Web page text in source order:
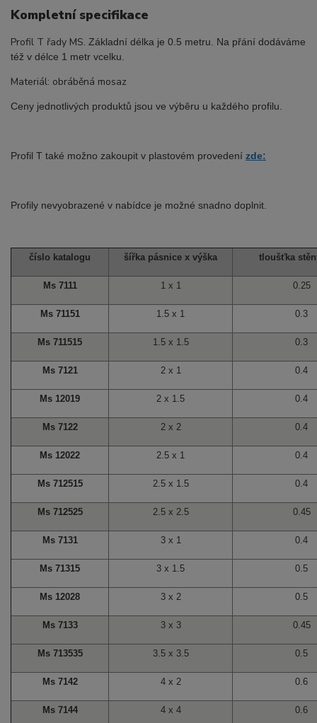
Kompletní specifikace
Profil T řady MS. Základní délka je 0.5 metru. Na přání dodáváme
též v délce 1 metr vcelku.
Materiál: obráběná mosaz
Ceny jednotlivých produktů jsou ve výběru u každého profilu.
Profil T také možno zakoupit v plastovém provedení zde:
Profily nevyobrazené v nabídce je možné snadno doplnit.
číslo katalogu šířka pásnice x výška tloušťka
Ms 7111 1 x 1 0.25
Ms 71151 1.5 x 1 0.3
Ms 711515 1.5 x 1.5 0.3
Ms 7121 2 x 1 0.4
Ms 12019 2 x 1.5 0.4
Ms 7122 2 x 2 0.4
Ms 12022 2.5 x 1 0.4
Ms 712515 2.5 x 1.5 0.4
Ms 712525 2.5 x 2.5 0.45
Ms 7131 3 x 1 0.4
Ms 71315 3 x 1.5 0.5
Ms 12028 3 x 2 0.5
Ms 7133 3 x 3 0.45
Ms 713535 3.5 x 3.5 0.5
Ms 7142 4 x 2 0.6
Ms 7144 4 x 4 0.6